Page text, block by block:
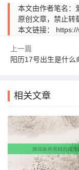
本文由作者笔名：
原创文章，禁止转
本文链接：
上一篇
阳历17号出生是什么
相关文章